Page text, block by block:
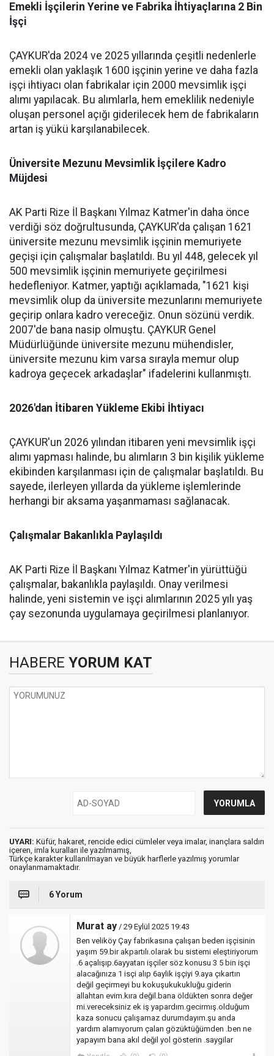
Emekli İşçilerin Yerine ve Fabrika İhtiyaçlarına 2 Bin
İşçi
ÇAYKUR'da 2024 ve 2025 yıllarında çeşitli nedenlerle
emekli olan yaklaşık 1600 işçinin yerine ve daha fazla
işçi ihtiyacı olan fabrikalar için 2000 mevsimlik işçi
alımı yapılacak. Bu alımlarla, hem emeklilik nedeniyle
oluşan personel açığı giderilecek hem de fabrikaların
artan iş yükü karşılanabilecek.
Üniversite Mezunu Mevsimlik İşçilere Kadro
Müjdesi
AK Parti Rize İl Başkanı Yılmaz Katmer'in daha önce
verdiği söz doğrultusunda, ÇAYKUR'da çalışan 1621
üniversite mezunu mevsimlik işçinin memuriyete
geçişi için çalışmalar başlatıldı. Bu yıl 448, gelecek yıl
500 mevsimlik işçinin memuriyete geçirilmesi
hedefleniyor. Katmer, yaptığı açıklamada, "1621 kişi
mevsimlik olup da üniversite mezunlarını memuriyete
geçirip onlara kadro vereceğiz. Onun sözünü verdik.
2007'de bana nasip olmuştu. ÇAYKUR Genel
Müdürlüğünde üniversite mezunu mühendisler,
üniversite mezunu kim varsa sırayla memur olup
kadroya geçecek arkadaşlar" ifadelerini kullanmıştı.
2026'dan İtibaren Yükleme Ekibi İhtiyacı
ÇAYKUR'un 2026 yılından itibaren yeni mevsimlik işçi
alımı yapması halinde, bu alımların 3 bin kişilik yükleme
ekibinden karşılanması için de çalışmalar başlatıldı. Bu
sayede, ilerleyen yıllarda da yükleme işlemlerinde
herhangi bir aksama yaşanmaması sağlanacak.
Çalışmalar Bakanlıkla Paylaşıldı
AK Parti Rize İl Başkanı Yılmaz Katmer'in yürüttüğü
çalışmalar, bakanlıkla paylaşıldı. Onay verilmesi
halinde, yeni sistemin ve işçi alımlarının 2025 yılı yaş
çay sezonunda uygulamaya geçirilmesi planlanıyor.
HABERE YORUM KAT
UYARI: Küfür, hakaret, rencide edici cümleler veya imalar, inançlara saldırı
içeren, imla kuralları ile yazılmamış,
Türkçe karakter kullanılmayan ve büyük harflerle yazılmış yorumlar
onaylanmamaktadır.
6 Yorum
Murat ay / 29 Eylül 2025 19:43
Ben veliköy Çay fabrikasına çalışan beden işçisinin
yaşım 59.bir akpartılı.olarak bu sistemi eleştiriyorum
.6 açalışıp.6ayyatan işçiler söz konusu 3 5 bin işçi
alacağınıza 1 isçi alıp 6aylik işçiyi 9.aya çıkartın
değil geçirmeyi bu kokuşukukukluğu.giderin
allahtan evim.kıra değil.bana öldükten sonra değer
mi.vereceksiniz ek iş yapardım.gecirmış.olduğum
kaza sonucu çalışamaz durumdayım.şu anda
yardım alamıyorum çalan gözüktüğümden .ben ne
yapayım bana akıl değil yol gösterin .saygilar